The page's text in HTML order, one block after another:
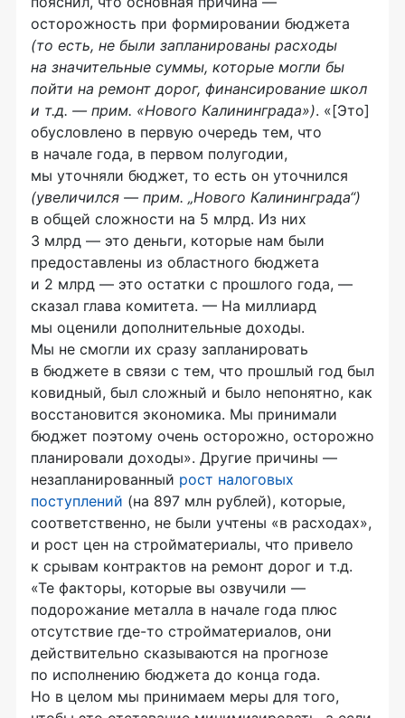
осторожность при формировании бюджета
(то есть, не были запланированы расходы
на значительные суммы, которые могли бы
пойти на ремонт дорог, финансирование школ
и т.д. — прим. «Нового Калининграда»). «[Это]
обусловлено в первую очередь тем, что
в начале года, в первом полугодии,
мы уточняли бюджет, то есть он уточнился
(увеличился — прим. „Нового Калининграда“)
в общей сложности на 5 млрд. Из них
3 млрд — это деньги, которые нам были
предоставлены из областного бюджета
и 2 млрд — это остатки с прошлого года, —
сказал глава комитета. — На миллиард
мы оценили дополнительные доходы.
Мы не смогли их сразу запланировать
в бюджете в связи с тем, что прошлый год был
ковидный, был сложный и было непонятно, как
восстановится экономика. Мы принимали
бюджет поэтому очень осторожно, осторожно
планировали доходы». Другие причины —
незапланированный рост налоговых
поступлений (на 897 млн рублей), которые,
соответственно, не были учтены «в расходах»,
и рост цен на стройматериалы, что привело
к срывам контрактов на ремонт дорог и т.д.
«Те факторы, которые вы озвучили —
подорожание металла в начале года плюс
отсутствие где-то стройматериалов, они
действительно сказываются на прогнозе
по исполнению бюджета до конца года.
Но в целом мы принимаем меры для того,